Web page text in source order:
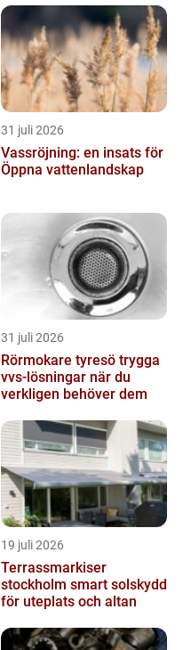
31 juli 2026
Vassröjning: en insats för
Öppna vattenlandskap
31 juli 2026
Rörmokare tyresö trygga
vvs-lösningar när du
verkligen behöver dem
19 juli 2026
Terrassmarkiser
stockholm smart solskydd
för uteplats och altan